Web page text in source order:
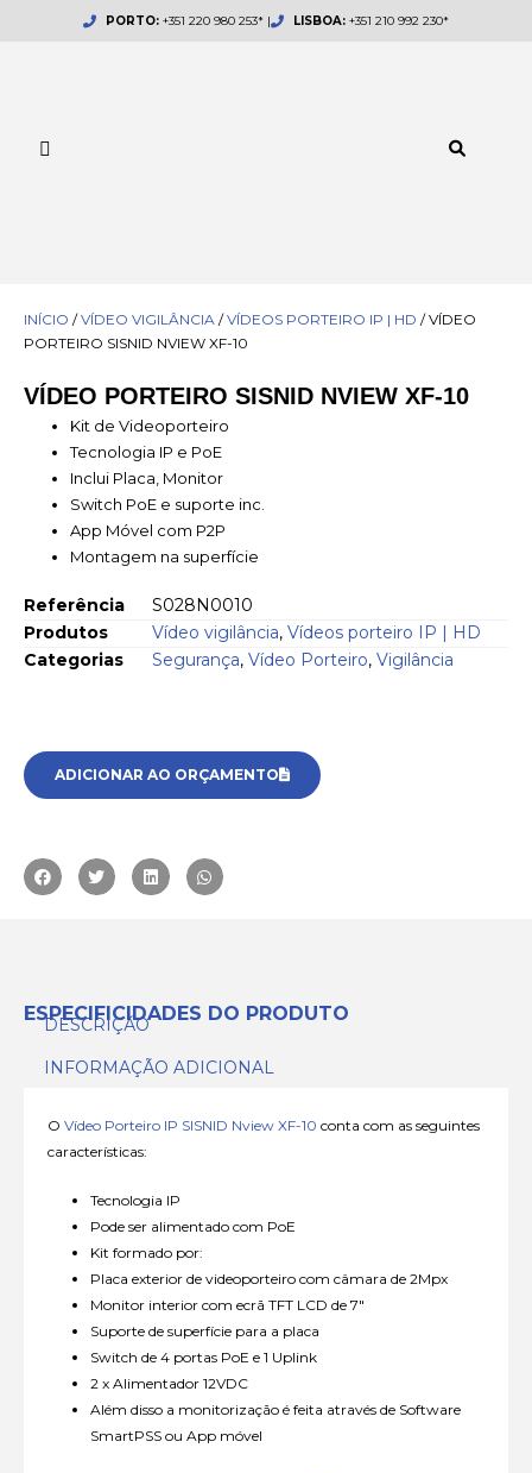
PORTO: +351 220 980 253* | LISBOA:+351 210 992 230*
INÍCIO /VÍDEO VIGILÂNCIA /VÍDEOS PORTEIRO IP | HD / VÍDEO
PORTEIRO SISNID NVIEW XF-10
VÍDEO PORTEIRO SISNID NVIEW XF-10
Kit de Videoporteiro
Tecnologia IP e PoE
Inclui Placa, Monitor
Switch PoE e suporte inc.
App Móvel com P2P
Montagem na superfície
Referência
S028N0010
Produtos
Vídeo vigilância, Vídeos porteiro IP | HD
Categorias
Segurança, Vídeo Porteiro, Vigilância
ADICIONAR AO ORÇAMENTO
ESPECIFICIDADES DO PRODUTO
DESCRIÇÃO
INFORMAÇÃO ADICIONAL
O Vídeo Porteiro IP SISNID Nview XF-10 conta com as seguintes
características:
Tecnologia IP
Pode ser alimentado com PoE
Kit formado por:
Placa exterior de videoporteiro com câmara de 2Mpx
Monitor interior com ecrã TFT LCD de 7″
Suporte de superfície para a placa
Switch de 4 portas PoE e 1 Uplink
2 x Alimentador 12VDC
Além disso a monitorização é feita através de Software
SmartPSS ou App móvel